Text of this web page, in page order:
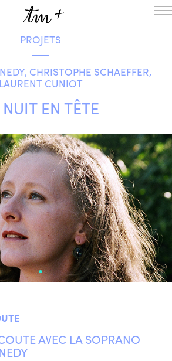
L’ENSEMBLE
SAISON
A LA UNE
PROJETS
MÉDIATION
ENGLISH
NEWSLETTER
CONTACTS
AGENDA
PROJETS
CHRISTOPHE SCHAEFFER,
LAURENT CUNIOT
EN TÊTE
AVEC LA SOPRANO